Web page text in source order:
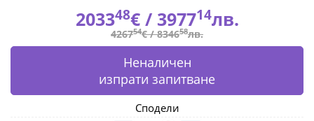
Blue
MC7D4ZE/A
Fly.bg
203348€ / 397714лв.
426754€ /834658лв.
Неналичен
изпрати запитване
Сподели